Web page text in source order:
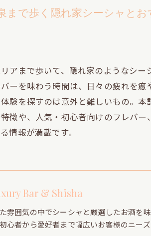
まで歩く隠れ家シーシャと
アまで歩いて、隠れ家のようなシ
ーを味わう時間は、日々の疲れを
験を探すのは意外と難しいもの。
徴や、人気・初心者向けのフレバ
情報が満載です。
Bar & Shisha
雰囲気の中でシーシャと厳選したお酒を
心者から愛好者まで幅広いお客様のニーズ